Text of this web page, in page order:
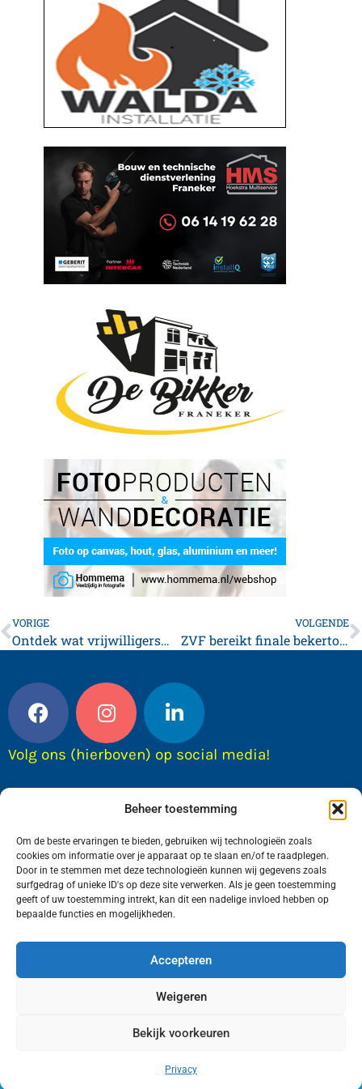
Beheer toestemming
Om de beste ervaringen te bieden, gebruiken wij technologieën zoals
cookies om informatie over je apparaat op te slaan en/of te raadplegen.
Door in te stemmen met deze technologieën kunnen wij gegevens zoals
surfgedrag of unieke ID's op deze site verwerken. Als je geen toestemming
geeft of uw toestemming intrekt, kan dit een nadelige invloed hebben op
bepaalde functies en mogelijkheden.
Accepteren
Weigeren
Bekijk voorkeuren
Privacy
VORIGE
Ontdek wat vrijwilligerswerk voor jou kan betekenen
VOLGENDE
ZVF bereikt finale bekertoernooi na verdiende overwinning tegen Exstudiantes
Volg ons (hierboven) op social media!
Wij van FranekerActueel.nl verzorgen het nieuws
in de Gemeente Waadhoeke. Met als hoofdplaats
Copyright © FranekerActueel 2009-2026